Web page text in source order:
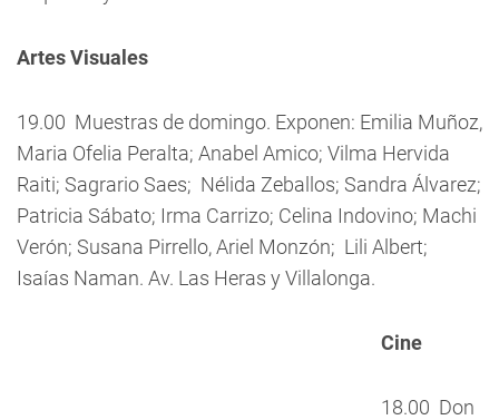
Artes Visuales
19.00  Muestras de domingo. Exponen: Emilia Muñoz,
Maria Ofelia Peralta; Anabel Amico; Vilma Hervida
Raiti; Sagrario Saes; Nélida Zeballos; Sandra Álvarez;
Patricia Sábato; Irma Carrizo; Celina Indovino; Machi
Verón; Susana Pirrello, Ariel Monzón; Lili Albert;
Isaías Naman. Av. Las Heras y Villalonga.
Cine
18.00  Don